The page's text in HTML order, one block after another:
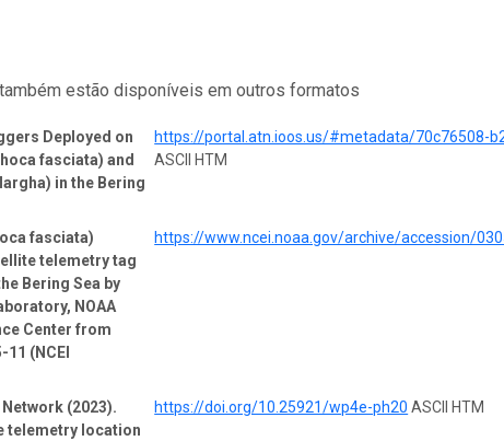
estão disponíveis em outros formatos
Deployed on
fasciata) and
in the Bering
https://portal.atn.ioos.us/#metadata/70c76508-
ASCII HTM
fasciata)
telemetry tag
Bering Sea by
NOAA
Center from
(NCEI
https://www.ncei.noaa.gov/archive/accession/
(2023).
telemetry location
https://doi.org/10.25921/wp4e-ph20 ASCII HTM